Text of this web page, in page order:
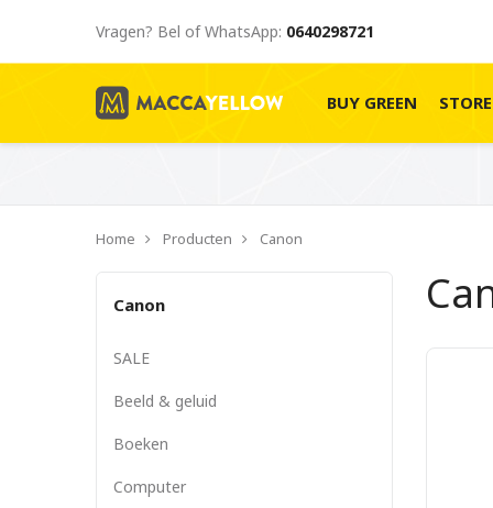
Vragen? Bel of WhatsApp: 0640298721
BUY GREEN
Home Producten Canon
Canon
SALE
Beeld & geluid
Boeken
Computer